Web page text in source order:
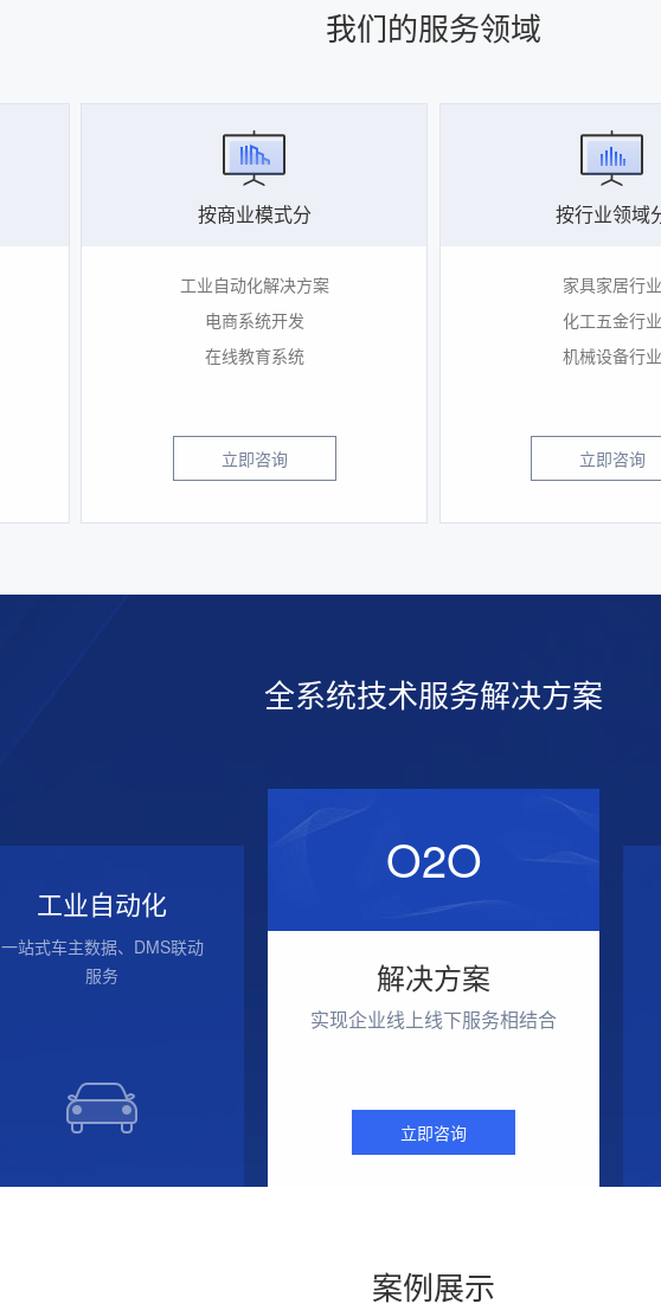
我们的服务领域
按商业模式分
工业自动化解决方案
电商系统开发
在线教育系统
立即咨询
按行业领域
家具家居行业
化工五金行业
机械设备行业
立即咨询
全系统技术服务解决方案
工业自动化
一站式车主数据、DMS联动
服务
O2O
解决方案
实现企业线上线下服务相结合
立即咨询
案例展示